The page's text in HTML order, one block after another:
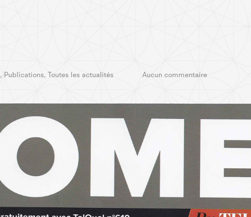
, Publications,Toutes les actualités Aucun commentaire